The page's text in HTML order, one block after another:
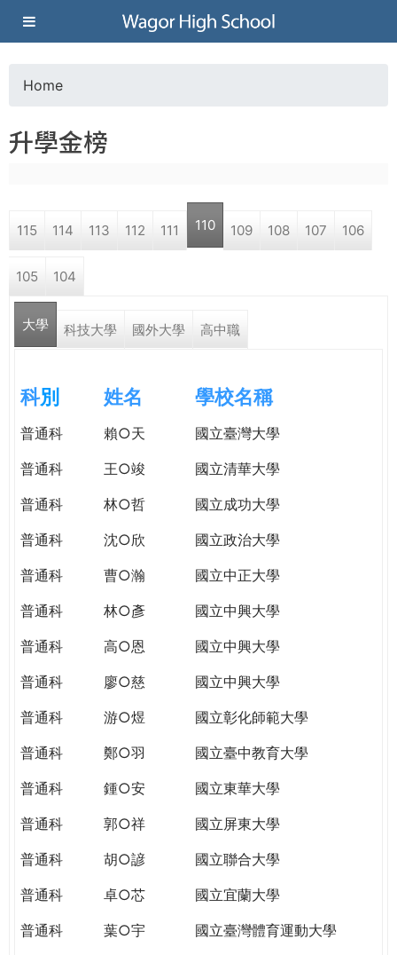
Jump to navigation
葳
格
高
學
格。
WAGOR
TODAY
THE
WORLD
PUTTING
YOU
THE
o
a
r
e
e
r
e
Home
升學金榜
115 114 113 112 111 110 109 108 107 106
105 104
大學 科技大學 國外大學 高中職
科別 姓名 學校名稱
普通科 賴○天
國立臺灣大學
普通科
王○竣
國立清華大學
普通科
林○哲
國立成功大學
普通科
沈○欣
國立政治大學
普通科
曹○瀚
國立中正大學
普通科
林○彥
國立中興大學
普通科
高○恩
國立中興大學
普通科
廖○慈
國立中興大學
普通科
游○煜
國立彰化師範大學
普通科
鄭○羽
國立臺中教育大學
普通科
鍾○安
國立東華大學
普通科
郭○祥
國立屏東大學
普通科
胡○諺
國立聯合大學
普通科
卓○芯
國立宜蘭大學
普通科
葉○宇
國立臺灣體育運動大學